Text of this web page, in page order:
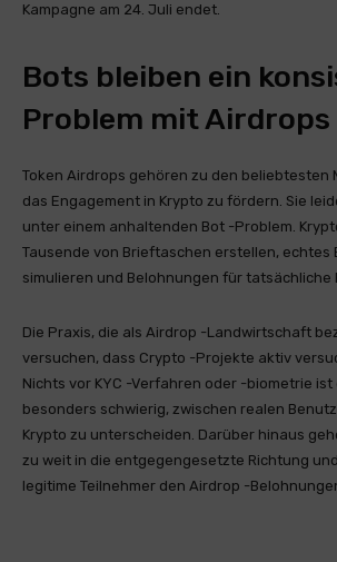
Kampagne am 24. Juli endet.
Bots bleiben ein
Problem mit Airdrops
Token Airdrops gehören zu den beliebtesten
das Engagement in Krypto zu fördern. Sie
unter einem anhaltenden Bot -Problem.
Tausende von Brieftaschen erstellen, echtes
simulieren und Belohnungen für tatsächliche
Die Praxis, die als Airdrop -Landwirtschaft
versuchen, dass Crypto -Projekte aktiv
Nichts vor KYC -Verfahren oder -biometrie ist
besonders schwierig, zwischen realen
Krypto zu unterscheiden. Darüber hinaus
zu weit in die entgegengesetzte Richtung
legitime Teilnehmer den Airdrop -